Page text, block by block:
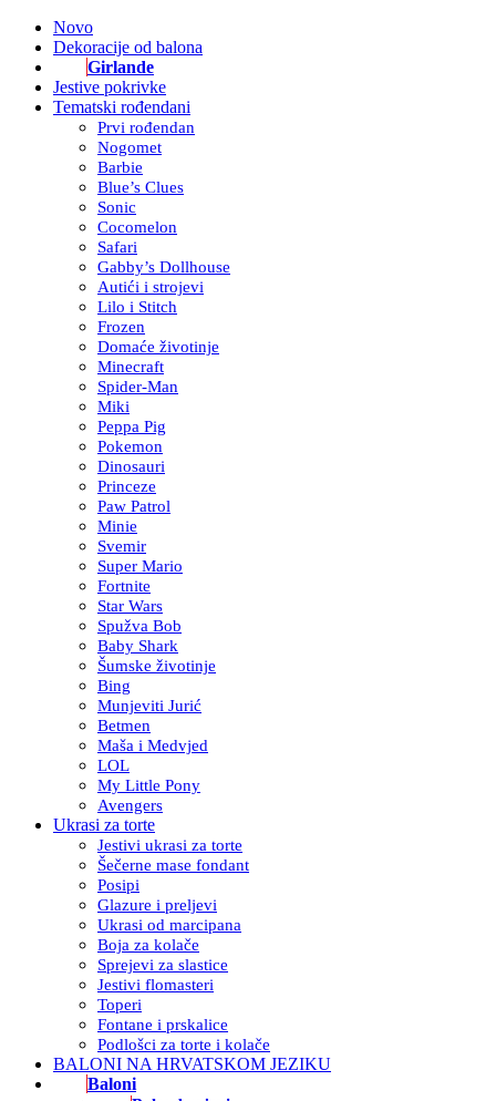
Novo
Dekoracije od balona
Girlande
Jestive pokrivke
Tematski rođendani
Prvi rođendan
Nogomet
Barbie
Blue’s Clues
Sonic
Cocomelon
Safari
Gabby’s Dollhouse
Autići i strojevi
Lilo i Stitch
Frozen
Domaće životinje
Minecraft
Spider-Man
Miki
Peppa Pig
Pokemon
Dinosauri
Princeze
Paw Patrol
Minie
Svemir
Super Mario
Fortnite
Star Wars
Spužva Bob
Baby Shark
Šumske životinje
Bing
Munjeviti Jurić
Betmen
Maša i Medvjed
LOL
My Little Pony
Avengers
Ukrasi za torte
Jestivi ukrasi za torte
Šečerne mase fondant
Posipi
Glazure i preljevi
Ukrasi od marcipana
Boja za kolače
Sprejevi za slastice
Jestivi flomasteri
Toperi
Fontane i prskalice
Podlošci za torte i kolače
BALONI NA HRVATSKOM JEZIKU
Baloni